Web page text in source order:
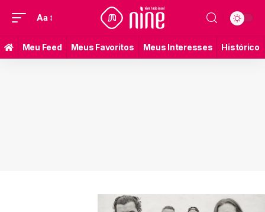
Aa
Meu Feed Meus Favoritos Meus Interesses Histórico